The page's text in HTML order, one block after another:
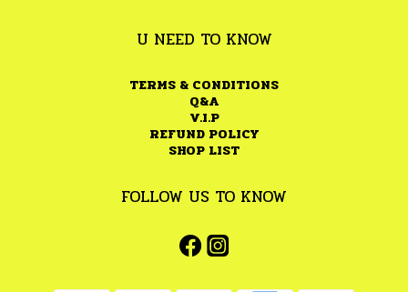
U NEED TO KNOW
TERMS & CONDITIONS
Q&A
V.I.P
REFUND POLICY
SHOP LIST
FOLLOW US TO KNOW